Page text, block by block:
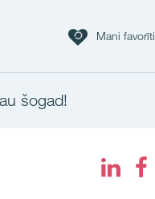
Mani favorīti
šogad!